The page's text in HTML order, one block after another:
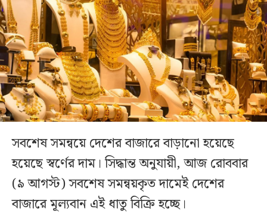
সবশেষ সমন্বয়ে দেশের বাজারে বাড়ানো হয়েছে
হয়েছে স্বর্ণের দাম। সিদ্ধান্ত অনুযায়ী, আজ রোববার
(৯ আগস্ট) সবশেষ সমন্বয়কৃত দামেই দেশের
বাজারে মূল্যবান এই ধাতু বিক্রি হচ্ছে।